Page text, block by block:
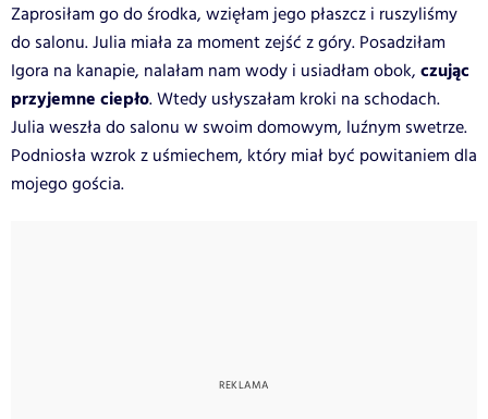
Zaprosiłam go do środka, wzięłam jego płaszcz i ruszyliśmy
do salonu. Julia miała za moment zejść z góry. Posadziłam
Igora na kanapie, nalałam nam wody i usiadłam obok, czując
przyjemne ciepło. Wtedy usłyszałam kroki na schodach.
Julia weszła do salonu w swoim domowym, luźnym swetrze.
Podniosła wzrok z uśmiechem, który miał być powitaniem dla
mojego gościa.